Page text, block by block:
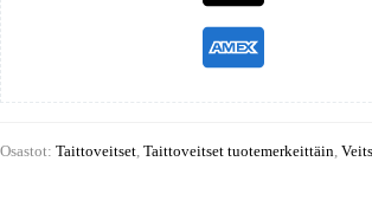
Osastot: Taittoveitset, Taittoveitset tuotemerkeittäin,